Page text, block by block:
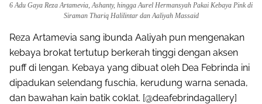
6 Adu Gaya Reza Artamevia, Ashanty, hingga Aurel Hermansyah Pakai Kebaya Pink di
Siraman Thariq Halilintar dan Aaliyah Massaid
Reza Artamevia sang ibunda Aaliyah pun mengenakan
kebaya brokat tertutup berkerah tinggi dengan aksen
puff di lengan. Kebaya yang dibuat oleh Dea Febrinda ini
dipadukan selendang fuschia, kerudung warna senada,
dan bawahan kain batik coklat. [@deafebrindagallery]